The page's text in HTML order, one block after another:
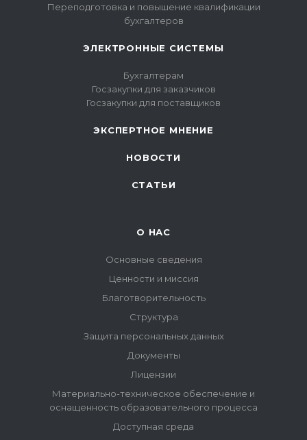
Переподготовка и повышение квалификации
бухгалтеров
ЭЛЕКТРОННЫЕ СИСТЕМЫ
Бухгалтерам
Госзакупки для заказчиков
Госзакупки для поставщиков
ЭКСПЕРТНОЕ МНЕНИЕ
НОВОСТИ
СТАТЬИ
О НАС
Основные сведения
Ценности и миссия
Благотворительность
Структура
Защита персональных данных
Документы
Лицензии
Материально-техническое обеспечение и
оснащенность образовательного процесса
Доступная среда